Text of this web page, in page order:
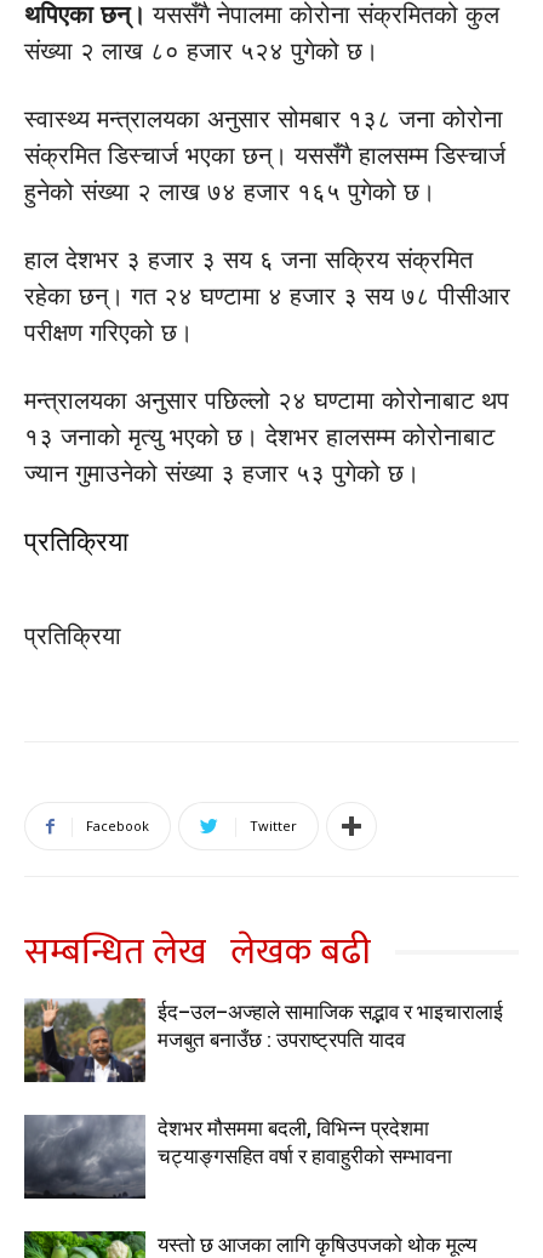
थपिएका छन्। यससँगै नेपालमा कोरोना संक्रमितको कुल
संख्या २ लाख ८० हजार ५२४ पुगेको छ।
स्वास्थ्य मन्त्रालयका अनुसार सोमबार १३८ जना कोरोना
संक्रमित डिस्चार्ज भएका छन्। यससँगै हालसम्म डिस्चार्ज
हुनेको संख्या २ लाख ७४ हजार १६५ पुगेको छ।
हाल देशभर ३ हजार ३ सय ६ जना सक्रिय संक्रमित
रहेका छन्। गत २४ घण्टामा ४ हजार ३ सय ७८ पीसीआर
परीक्षण गरिएको छ।
मन्त्रालयका अनुसार पछिल्लो २४ घण्टामा कोरोनाबाट थप
१३ जनाको मृत्यु भएको छ। देशभर हालसम्म कोरोनाबाट
ज्यान गुमाउनेको संख्या ३ हजार ५३ पुगेको छ।
प्रतिक्रिया
प्रतिक्रिया
Facebook Twitter
सम्बन्धित लेख लेखक बढी
ईद–उल–अज्हाले सामाजिक सद्भाव र भाइचारालाई
मजबुत बनाउँछ : उपराष्ट्रपति यादव
देशभर मौसममा बदली, विभिन्न प्रदेशमा
चट्याङ्गसहित वर्षा र हावाहुरीको सम्भावना
यस्तो छ आजका लागि कृषिउपजको थोक मूल्य